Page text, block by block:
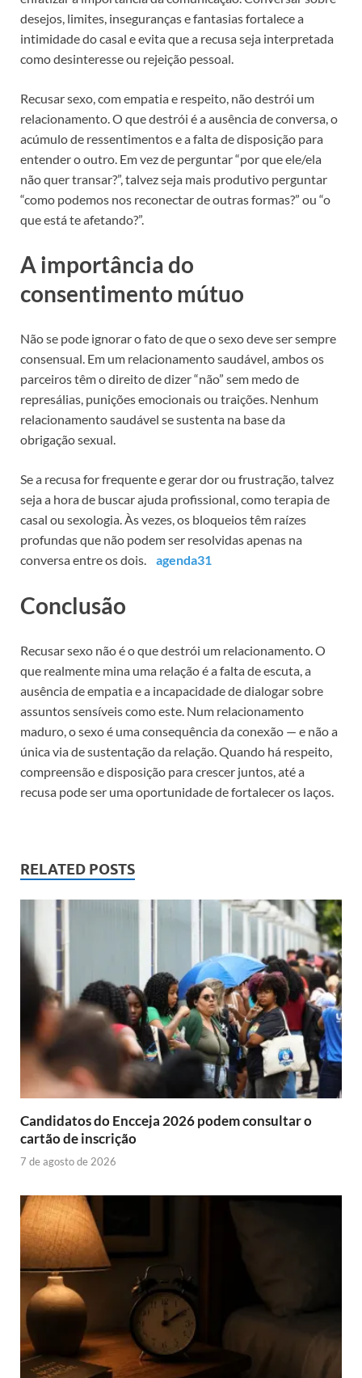
desejos, limites, inseguranças e fantasias fortalece a
intimidade do casal e evita que a recusa seja interpretada
como desinteresse ou rejeição pessoal.
Recusar sexo, com empatia e respeito, não destrói um
relacionamento. O que destrói é a ausência de conversa, o
acúmulo de ressentimentos e a falta de disposição para
entender o outro. Em vez de perguntar “por que ele/ela
não quer transar?”, talvez seja mais produtivo perguntar
“como podemos nos reconectar de outras formas?” ou “o
que está te afetando?”.
A importância do
consentimento mútuo
Não se pode ignorar o fato de que o sexo deve ser sempre
consensual. Em um relacionamento saudável, ambos os
parceiros têm o direito de dizer “não” sem medo de
represálias, punições emocionais ou traições. Nenhum
relacionamento saudável se sustenta na base da
obrigação sexual.
Se a recusa for frequente e gerar dor ou frustração, talvez
seja a hora de buscar ajuda profissional, como terapia de
casal ou sexologia. Às vezes, os bloqueios têm raízes
profundas que não podem ser resolvidas apenas na
conversa entre os dois. agenda31
Conclusão
Recusar sexo não é o que destrói um relacionamento. O
que realmente mina uma relação é a falta de escuta, a
ausência de empatia e a incapacidade de dialogar sobre
assuntos sensíveis como este. Num relacionamento
maduro, o sexo é uma consequência da conexão — e não a
única via de sustentação da relação. Quando há respeito,
compreensão e disposição para crescer juntos, até a
recusa pode ser uma oportunidade de fortalecer os laços.
RELATED POSTS
Candidatos do Encceja 2026 podem consultar o
cartão de inscrição
7 de agosto de 2026